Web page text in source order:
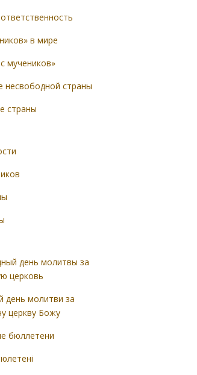
в мире
мучеников»
несвободной страны
страны
день молитвы за
церковь
день молитви за
церкву Божу
бюллетени